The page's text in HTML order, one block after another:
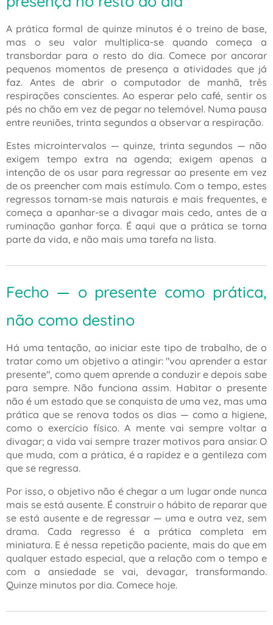
A prática formal de quinze minutos é o treino de base,
mas o seu valor multiplica-se quando começa a
transbordar para o resto do dia. Comece por ancorar
pequenos momentos de presença a atividades que já
faz. Antes de abrir o computador de manhã, três
respirações conscientes. Ao esperar pelo café, sentir os
pés no chão em vez de pegar no telemóvel. Numa pausa
entre reuniões, trinta segundos a observar a respiração.
Estes microintervalos — quinze, trinta segundos — não
exigem tempo extra na agenda; exigem apenas a
intenção de os usar para regressar ao presente em vez
de os preencher com mais estímulo. Com o tempo, estes
regressos tornam-se mais naturais e mais frequentes, e
começa a apanhar-se a divagar mais cedo, antes de a
ruminação ganhar força. É aqui que a prática se torna
parte da vida, e não mais uma tarefa na lista.
Fecho — o presente como prática,
não como destino
Há uma tentação, ao iniciar este tipo de trabalho, de o
tratar como um objetivo a atingir:"vou aprender a estar
presente", como quem aprende a conduzir e depois sabe
para sempre. Não funciona assim. Habitar o presente
não é um estado que se conquista de uma vez, mas uma
prática que se renova todos os dias — como a higiene,
como o exercício físico. A mente vai sempre voltar a
divagar; a vida vai sempre trazer motivos para ansiar. O
que muda, com a prática, é a rapidez e a gentileza com
que se regressa.
Por isso, o objetivo não é chegar a um lugar onde nunca
mais se está ausente. É construir o hábito de reparar que
se está ausente e de regressar — uma e outra vez, sem
drama. Cada regresso é a prática completa em
miniatura. E é nessa repetição paciente, mais do que em
qualquer estado especial, que a relação com o tempo e
com a ansiedade se vai, devagar, transformando.
Quinze minutos por dia. Comece hoje.